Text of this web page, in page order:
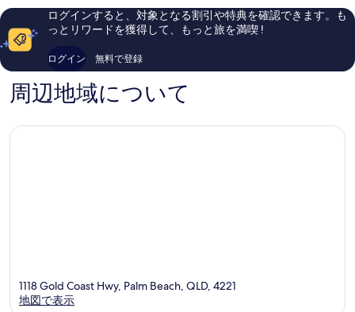
ン
サ
ウ
ー
コ
938
件
の
口
ミ
ー
チ
件
件
ログインすると、対象となる割引や特典を確認できます。も
っとリワードを獲得して、もっと旅を満喫 !
ログイン 無料で登録
周辺地域について
1118 Gold Coast Hwy, Palm Beach, QLD, 4221
地図で表示